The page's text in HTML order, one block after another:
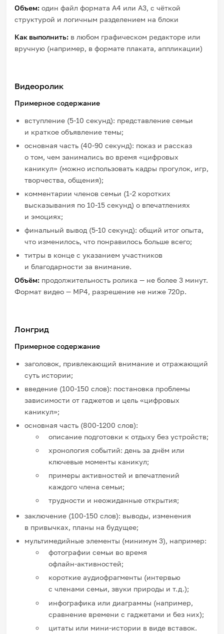
Объем: один файл формата A4 или A3, с чёткой
структурой и логичным разделением на блоки
Как выполнить: в любом графическом редакторе или
вручную (например, в формате плаката, аппликации)
Видеоролик
Примерное содержание
вступление (5-10 секунд): представление семьи
и краткое объявление темы;
основная часть (40-90 секунд): показ и рассказ
о том, чем занимались во время «цифровых
каникул» (можно использовать кадры прогулок, игр,
творчества, общения);
комментарии членов семьи (1-2 коротких
высказывания по 10-15 секунд) о впечатлениях
и эмоциях;
финальный вывод (5-10 секунд): общий итог опыта,
что изменилось, что понравилось больше всего;
титры в конце с указанием участников
и благодарности за внимание.
Объём: продолжительность ролика — не более 3 минут.
Формат видео — MP4, разрешение не ниже 720p.
Лонгрид
Примерное содержание
заголовок, привлекающий внимание и отражающий
суть истории;
введение (100-150 слов): постановка проблемы
зависимости от гаджетов и цель «цифровых
каникул»;
основная часть (800-1200 слов):
описание подготовки к отдыху без устройств;
хронология событий: день за днём или
ключевые моменты каникул;
примеры активностей и впечатлений
каждого члена семьи;
трудности и неожиданные открытия;
заключение (100-150 слов): выводы, изменения
в привычках, планы на будущее;
мультимедийные элементы (минимум 3), например:
фотографии семьи во время
офлайн‑активностей;
короткие аудиофрагменты (интервью
с членами семьи, звуки природы и т.д.);
инфографика или диаграммы (например,
сравнение времени с гаджетами и без них);
цитаты или мини‑истории в виде вставок.